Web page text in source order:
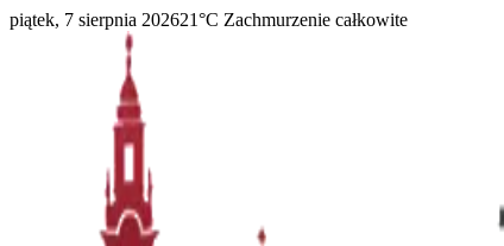
piątek, 7 sierpnia 202621°C Zachmurzenie całkowite